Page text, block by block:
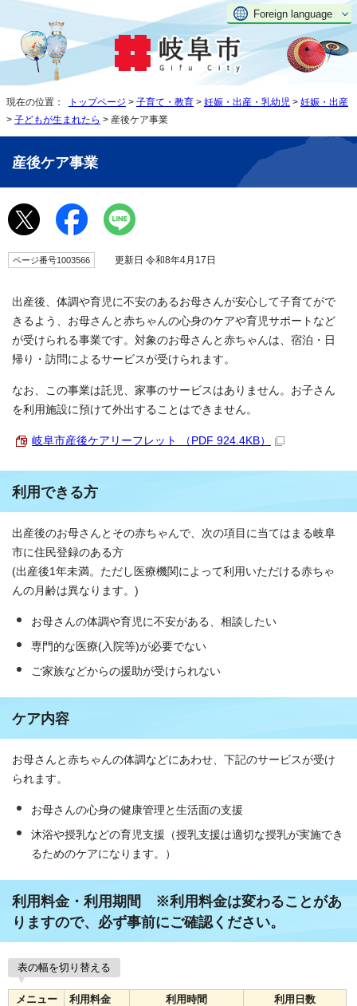
Foreign language
現在の位置： トップページ > 子育て・教育 > 妊娠・出産・乳幼児 > 妊娠・出産
> 子どもが生まれたら > 産後ケア事業
産後ケア事業
ページ番号1003566 更新日 令和8年4月17日
出産後、体調や育児に不安のあるお母さんが安心して子育てがで
きるよう、お母さんと赤ちゃんの心身のケアや育児サポートなど
が受けられる事業です。対象のお母さんと赤ちゃんは、宿泊・日
帰り・訪問によるサービスが受けられます。
なお、この事業は託児、家事のサービスはありません。お子さん
を利用施設に預けて外出することはできません。
岐阜市産後ケアリーフレット （PDF 924.4KB）
利用できる方
出産後のお母さんとその赤ちゃんで、次の項目に当てはまる岐阜
市に住民登録のある方
(出産後1年未満。ただし医療機関によって利用いただける赤ちゃ
んの月齢は異なります。)
お母さんの体調や育児に不安がある、相談したい
専門的な医療(入院等)が必要でない
ご家族などからの援助が受けられない
ケア内容
お母さんと赤ちゃんの体調などにあわせ、下記のサービスが受け
られます。
お母さんの心身の健康管理と生活面の支援
沐浴や授乳などの育児支援（授乳支援は適切な授乳が実施でき
るためのケアになります。）
利用料金・利用期間 ※利用料金は変わることがあ
りますので、必ず事前にご確認ください。
表の幅を切り替える
メニュー
利用料金
利用時間 利用日数